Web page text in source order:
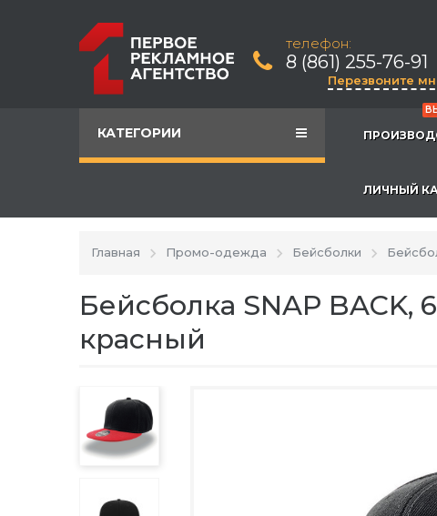
телефон:
8 (861) 255-76-91
Перезвоните
КАТЕГОРИИ
ЛИЧНЫЙ
Главная Промо-одежда Бейсболки
Бейсболка SNAP BACK,
красный